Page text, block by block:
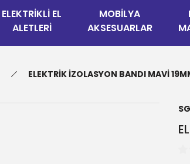
ELEKTRİKLİ EL
ALETLERİ
MOBİLYA
AKSESUARLAR
ELEKTRİK İZOLASYON BANDI MAVİ